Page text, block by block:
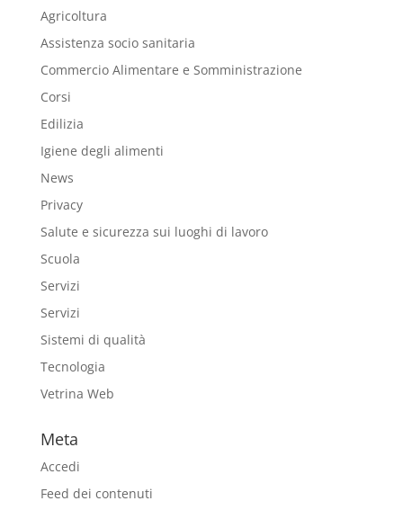
Agricoltura
Assistenza socio sanitaria
Commercio Alimentare e Somministrazione
Corsi
Edilizia
Igiene degli alimenti
News
Privacy
Salute e sicurezza sui luoghi di lavoro
Scuola
Servizi
Servizi
Sistemi di qualità
Tecnologia
Vetrina Web
Meta
Accedi
Feed dei contenuti